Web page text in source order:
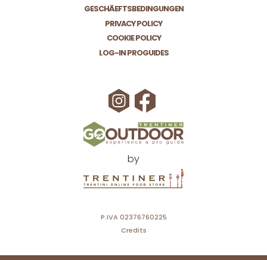
GESCHÄEFTSBEDINGUNGEN
PRIVACY POLICY
COOKIE POLICY
LOG-IN PROGUIDES
by
P.IVA 02376760225
Credits